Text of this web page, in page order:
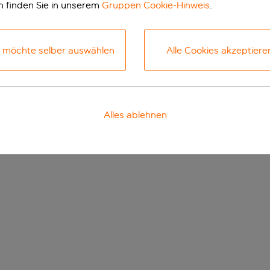
finden Sie in unserem Gruppen Cookie-Hinweis.
möchte selber auswählen Alle Cookies
Alles ablehnen